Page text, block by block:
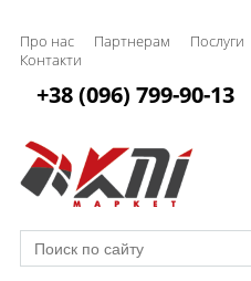
Про нас Партнерам Послуги
Контакти
+38 (096) 799-90-13